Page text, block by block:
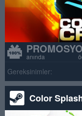
anında
Gereksinimler:
Color